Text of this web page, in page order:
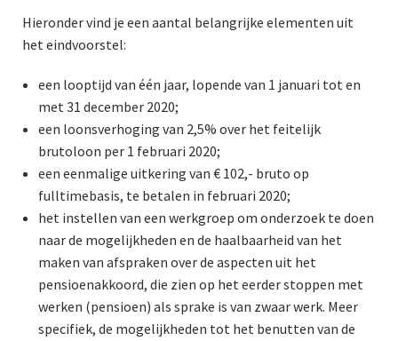
Hieronder vind je een aantal belangrijke elementen uit
het eindvoorstel:
een looptijd van één jaar, lopende van 1 januari tot en
met 31 december 2020;
een loonsverhoging van 2,5% over het feitelijk
brutoloon per 1 februari 2020;
een eenmalige uitkering van € 102,- bruto op
fulltimebasis, te betalen in februari 2020;
het instellen van een werkgroep om onderzoek te doen
naar de mogelijkheden en de haalbaarheid van het
maken van afspraken over de aspecten uit het
pensioenakkoord, die zien op het eerder stoppen met
werken (pensioen) als sprake is van zwaar werk. Meer
specifiek, de mogelijkheden tot het benutten van de